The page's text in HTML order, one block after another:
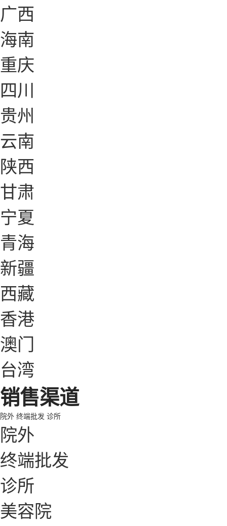
广西
海南
重庆
四川
贵州
云南
陕西
甘肃
宁夏
青海
新疆
西藏
香港
澳门
台湾
销售渠道
院外 终端批发 诊所
院外
终端批发
诊所
美容院